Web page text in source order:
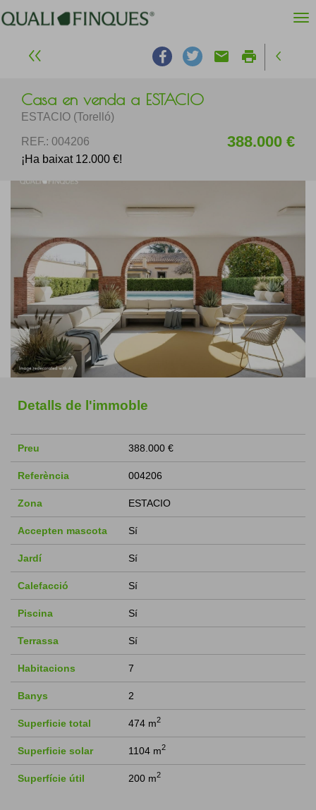
email print
Casa en venda a ESTACIO
ESTACIO (Torelló)
REF.: 004206 388.000 €
¡Ha baixat 12.000 €!
Detalls de l'immoble
Preu 388.000 €
Referència 004206
Zona ESTACIO
Accepten mascota Sí
Jardí Sí
Calefacció Sí
Piscina Sí
Terrassa Sí
Habitacions 7
Banys 2
Superficie total 474 m2
Superficie solar 1104 m2
Superfície útil 200 m2